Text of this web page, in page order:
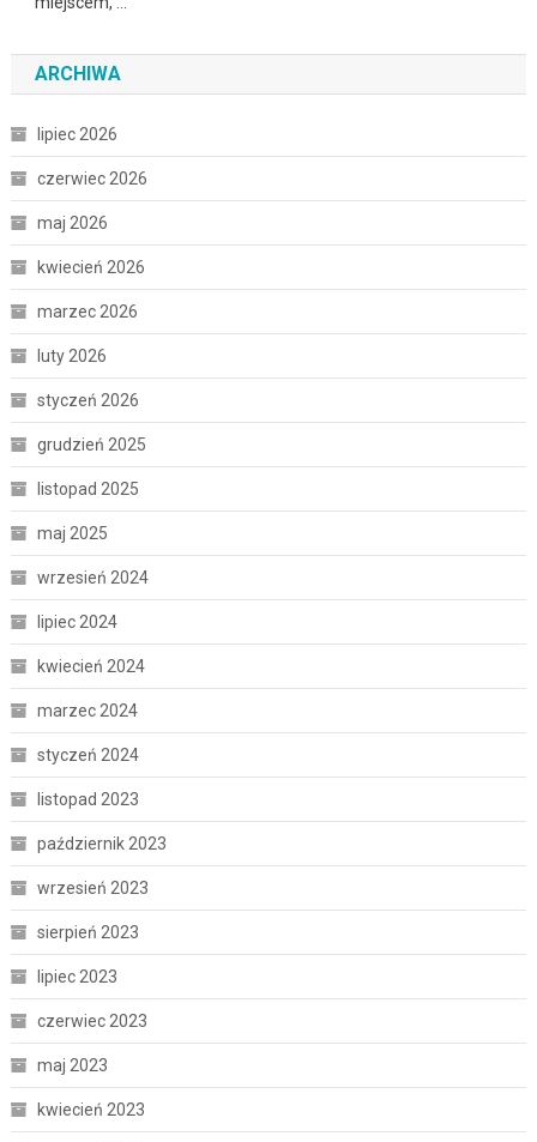
ARCHIWA
lipiec 2026
czerwiec 2026
maj 2026
kwiecień 2026
marzec 2026
luty 2026
styczeń 2026
grudzień 2025
listopad 2025
maj 2025
wrzesień 2024
lipiec 2024
kwiecień 2024
marzec 2024
styczeń 2024
listopad 2023
październik 2023
wrzesień 2023
sierpień 2023
lipiec 2023
czerwiec 2023
maj 2023
kwiecień 2023